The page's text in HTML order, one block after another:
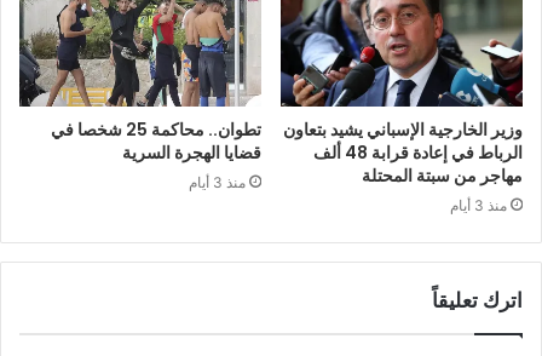
وزير الخارجية الإسباني يشيد بتعاون
الرباط في إعادة قرابة 48 ألف
مهاجر من سبتة المحتلة
منذ 3 أيام
تطوان.. محاكمة 25 شخصا في
قضايا الهجرة السرية
منذ 3 أيام
اترك تعليقاً